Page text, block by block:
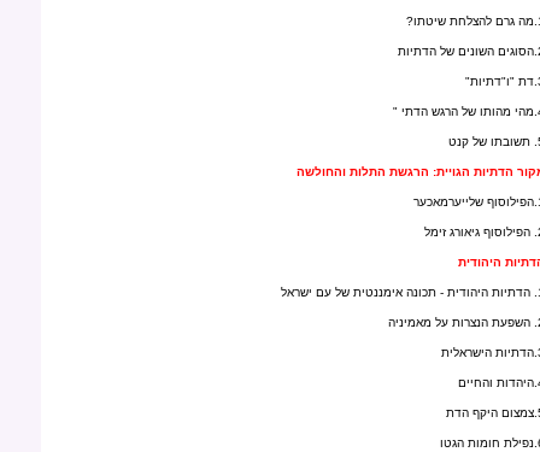
הדתי "
קנט
הדתיות הגויית: הרגשת התלות והחולשה
זימל
היהודית
של עם ישראל
הדת
הגטו